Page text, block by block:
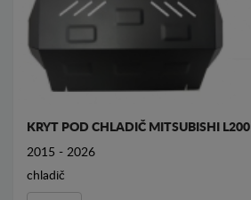
KRYT POD CHLADIČ MITSUBISHI L200
2015 - 2026
chladič